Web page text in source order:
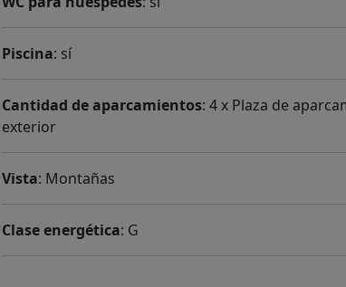
Piscina: sí
Cantidad de aparcamientos: 4 x Plaza de
exterior
Vista: Montañas
Clase energética: G